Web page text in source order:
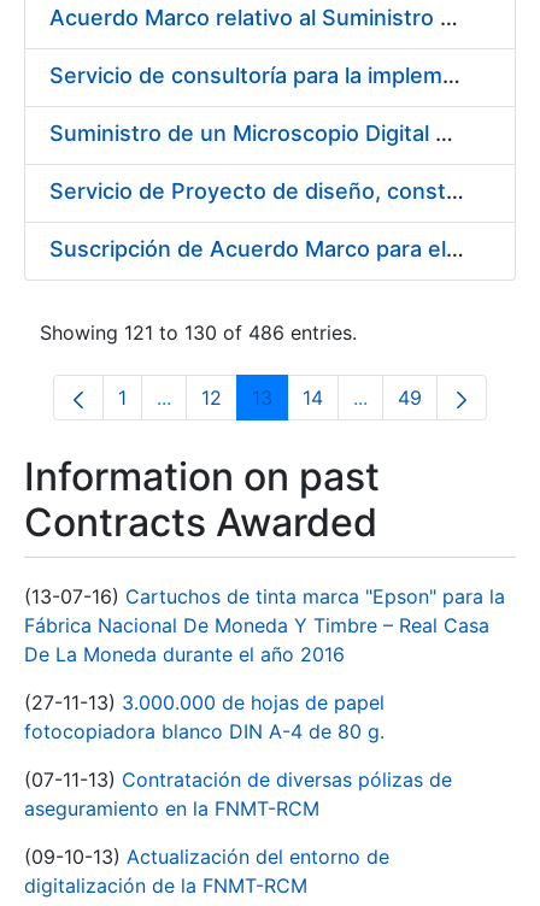
Acuerdo Marco relativo al Suministro de Informáticos 2019
Servicio de consultoría para la implementación de un Proceso Automatizado de Preparación de Expedientes de Compras
Suministro de un Microscopio Digital Automático
Servicio de Proyecto de diseño, construcción, montaje, desmontaje y transporte de stands durante 2019
Suscripción de Acuerdo Marco para el Suministro de Sillería Ergonómica para la FNMT-RCM
Showing 121 to 130 of 486 entries.
Page
1 ...Intermediate Pages Use TAB to navigate.
Page
12 Page
13 Page
14 ...Intermediate
Page
49
Information on past
Contracts Awarded
(13-07-16) Cartuchos de tinta marca "Epson" para la
Fábrica Nacional De Moneda Y Timbre – Real Casa
De La Moneda durante el año 2016
(27-11-13) 3.000.000 de hojas de papel
fotocopiadora blanco DIN A-4 de 80 g.
(07-11-13) Contratación de diversas pólizas de
aseguramiento en la FNMT-RCM
(09-10-13) Actualización del entorno de
digitalización de la FNMT-RCM